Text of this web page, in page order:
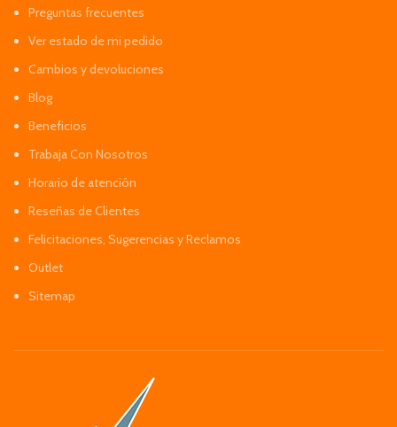
Preguntas frecuentes
Ver estado de mi pedido
Cambios y devoluciones
Blog
Beneficios
Trabaja Con Nosotros
Horario de atención
Reseñas de Clientes
Felicitaciones, Sugerencias y Reclamos
Outlet
Sitemap